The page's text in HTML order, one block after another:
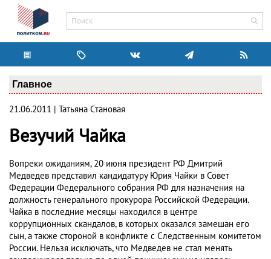
Главное
21.06.2011 | Татьяна Становая
Везучий Чайка
Вопреки ожиданиям, 20 июня президент РФ Дмитрий
Медведев представил кандидатуру Юрия Чайки в Совет
Федерации Федерального собрания РФ для назначения на
должность генерального прокурора Российской Федерации.
Чайка в последние месяцы находился в центре
коррупционных скандалов, в которых оказался замешан его
сын, а также стороной в конфликте с Следственным комитетом
России. Нельзя исключать, что Медведев не стал менять